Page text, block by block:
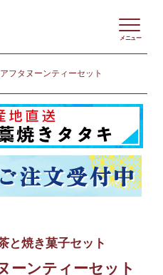
フタヌーンティーセット
メニュー
と焼き菓子セット
ーンティーセット